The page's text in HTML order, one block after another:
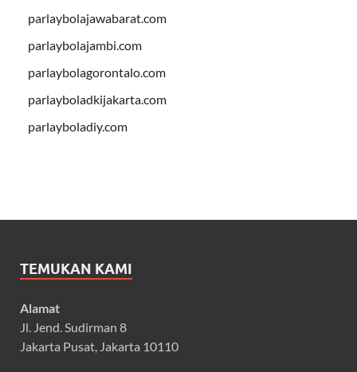
parlaybolajawabarat.com
parlaybolajambi.com
parlaybolagorontalo.com
parlayboladkijakarta.com
parlayboladiy.com
TEMUKAN KAMI
Alamat
Jl. Jend. Sudirman 8
Jakarta Pusat, Jakarta 10110